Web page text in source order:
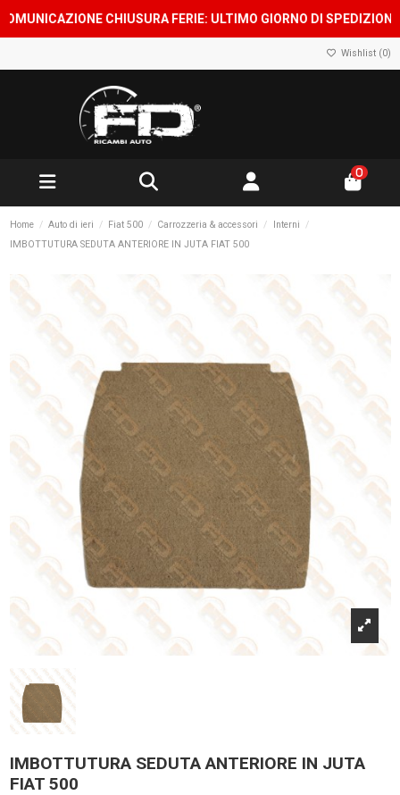
CHIUSURA FERIE: ULTIMO GIORNO DI SPEDIZIONE
Wishlist (0)
0
Home Auto di ieri Fiat 500 Carrozzeria & accessori
Interni
IMBOTTUTURA SEDUTA ANTERIORE IN JUTA FIAT 500
IMBOTTUTURA SEDUTA ANTERIORE IN JUTA
FIAT 500